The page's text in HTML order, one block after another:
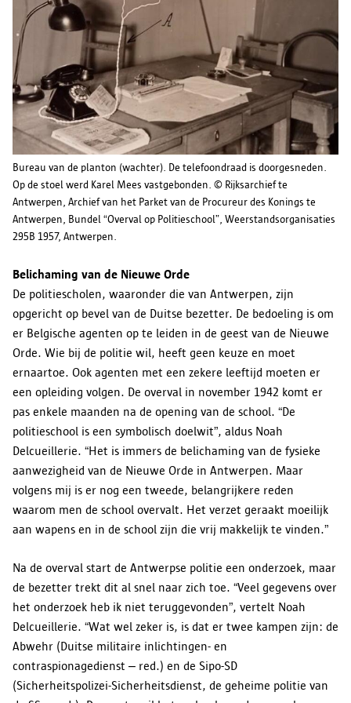
Bureau van de planton (wachter). De telefoondraad is doorgesneden.
Op de stoel werd Karel Mees vastgebonden. © Rijksarchief te
Antwerpen, Archief van het Parket van de Procureur des Konings te
Antwerpen, Bundel “Overval op Politieschool”, Weerstandsorganisaties
295B 1957, Antwerpen.
Belichaming van de Nieuwe Orde
De politiescholen, waaronder die van Antwerpen, zijn
opgericht op bevel van de Duitse bezetter. De bedoeling is om
er Belgische agenten op te leiden in de geest van de Nieuwe
Orde. Wie bij de politie wil, heeft geen keuze en moet
ernaartoe. Ook agenten met een zekere leeftijd moeten er
een opleiding volgen. De overval in november 1942 komt er
pas enkele maanden na de opening van de school. “De
politieschool is een symbolisch doelwit”, aldus Noah
Delcueillerie. “Het is immers de belichaming van de fysieke
aanwezigheid van de Nieuwe Orde in Antwerpen. Maar
volgens mij is er nog een tweede, belangrijkere reden
waarom men de school overvalt. Het verzet geraakt moeilijk
aan wapens en in de school zijn die vrij makkelijk te vinden.”
Na de overval start de Antwerpse politie een onderzoek, maar
de bezetter trekt dit al snel naar zich toe. “Veel gegevens over
het onderzoek heb ik niet teruggevonden”, vertelt Noah
Delcueillerie. “Wat wel zeker is, is dat er twee kampen zijn: de
Abwehr (Duitse militaire inlichtingen- en
contraspionagedienst – red.) en de Sipo-SD
(Sicherheitspolizei-Sicherheitsdienst, de geheime politie van